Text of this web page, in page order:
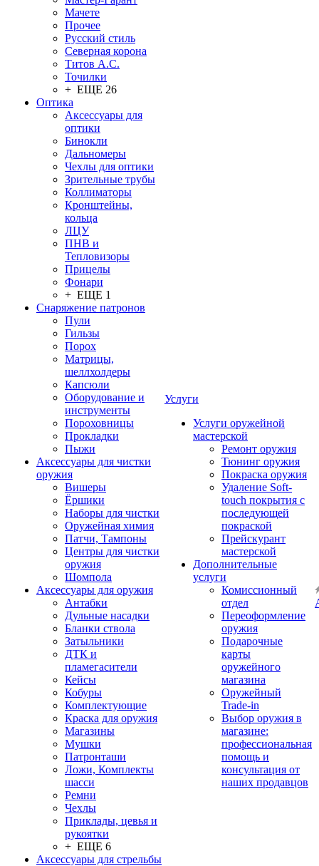
Мачете
Прочее
Русский стиль
Северная корона
Титов А.С.
Точилки
+ ЕЩЕ 26
Оптика
Аксессуары для
оптики
Бинокли
Дальномеры
Чехлы для оптики
Зрительные трубы
Коллиматоры
Кронштейны,
кольца
ЛЦУ
ПНВ и
Тепловизоры
Прицелы
Фонари
+ ЕЩЕ 1
Снаряжение патронов
Пули
Гильзы
Порох
Матрицы,
шеллхолдеры
Капсюли
Оборудование и
инструменты
Пороховницы
Прокладки
Пыжи
Аксессуары для чистки
оружия
Вишеры
Ёршики
Наборы для чистки
Оружейная химия
Патчи, Тампоны
Центры для чистки
оружия
Шомпола
Аксессуары для оружия
Антабки
Дульные насадки
Бланки ствола
Затыльники
ДТК и
пламегасители
Кейсы
Кобуры
Комплектующие
Краска для оружия
Магазины
Мушки
Патронташи
Ложи, Комплекты
шасси
Ремни
Чехлы
Приклады, цевья и
рукоятки
+ ЕЩЕ 6
Аксессуары для стрельбы
Услуги
Услуги оружейной
мастерской
Ремонт оружия
Тюнинг оружия
Покраска оружия
Удаление Soft-
touch покрытия с
последующей
покраской
Прейскурант
мастерской
Дополнительные
услуги
Комиссионный
отдел
Переоформление
оружия
Подарочные
карты
оружейного
магазина
Оружейный
Trade-in
Выбор оружия в
магазине:
профессиональная
помощь и
консультация от
наших продавцов